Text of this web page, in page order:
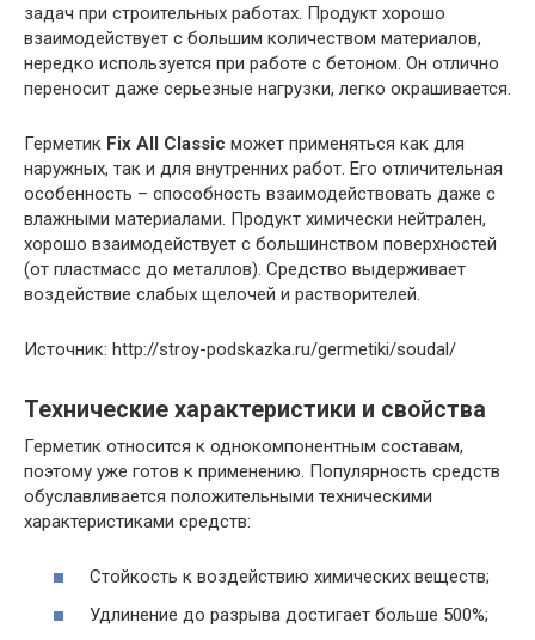
задач при строительных работах. Продукт хорошо
взаимодействует с большим количеством материалов,
нередко используется при работе с бетоном. Он отлично
переносит даже серьезные нагрузки, легко окрашивается.
Герметик Fix All Classic может применяться как для
наружных, так и для внутренних работ. Его отличительная
особенность – способность взаимодействовать даже с
влажными материалами. Продукт химически нейтрален,
хорошо взаимодействует с большинством поверхностей
(от пластмасс до металлов). Средство выдерживает
воздействие слабых щелочей и растворителей.
Источник: http://stroy-podskazka.ru/germetiki/soudal/
Технические характеристики и свойства
Герметик относится к однокомпонентным составам,
поэтому уже готов к применению. Популярность средств
обуславливается положительными техническими
характеристиками средств:
Стойкость к воздействию химических веществ;
Удлинение до разрыва достигает больше 500%;